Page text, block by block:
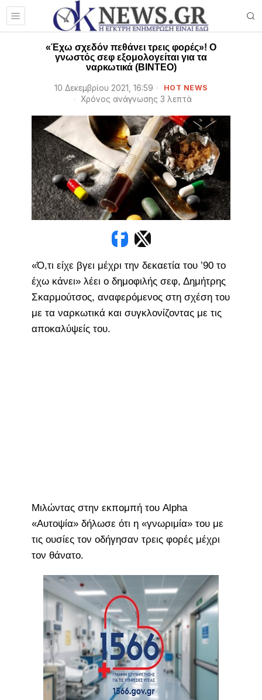
«Έχω σχεδόν πεθάνει τρεις φορές»! Ο
γνωστός σεφ εξομολογείται για τα
ναρκωτικά (ΒΙΝΤΕΟ)
10 Δεκεμβρίου 2021, 16:59 HOT NEWS
Χρόνος ανάγνωσης 3 λεπτά
«Ό,τι είχε βγει μέχρι την δεκαετία του ’90 το
έχω κάνει» λέει ο δημοφιλής σεφ, Δημήτρης
Σκαρμούτσος, αναφερόμενος στη σχέση του
με τα ναρκωτικά και συγκλονίζοντας με τις
αποκαλύψείς του.
Μιλώντας στην εκπομπή του Alpha
«Αυτοψία» δήλωσε ότι η «γνωριμία» του με
τις ουσίες τον οδήγησαν τρεις φορές μέχρι
τον θάνατο.